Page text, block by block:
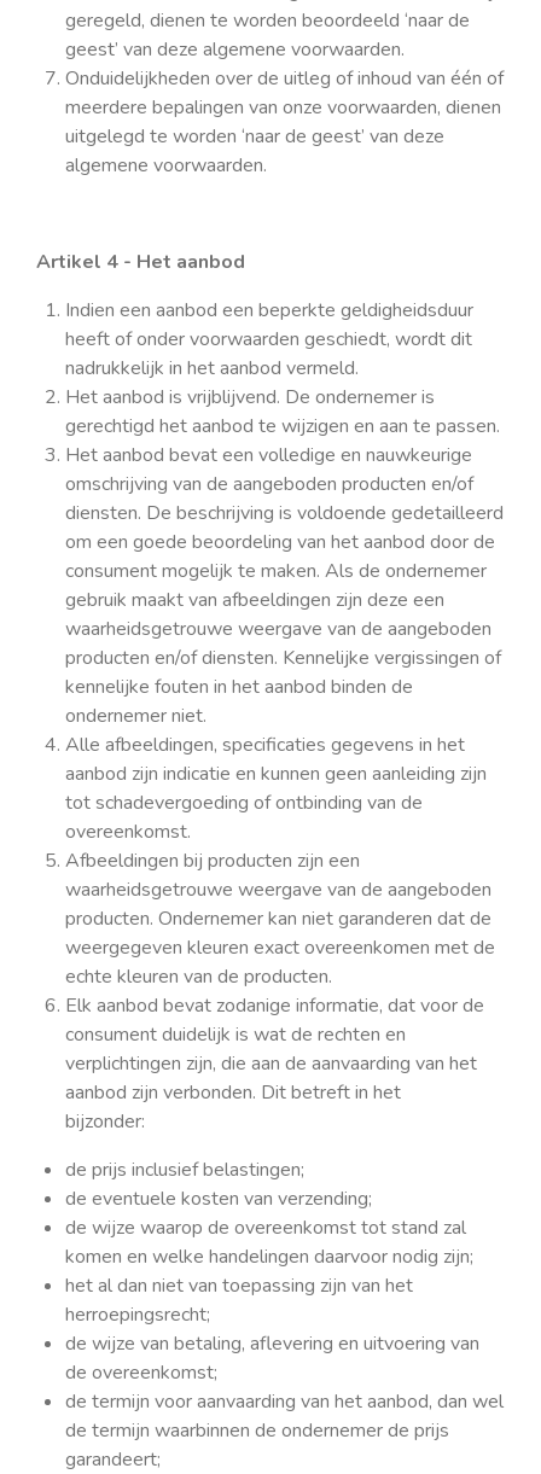
geregeld, dienen te worden beoordeeld ‘naar de
geest’ van deze algemene voorwaarden.
Onduidelijkheden over de uitleg of inhoud van één of
meerdere bepalingen van onze voorwaarden, dienen
uitgelegd te worden ‘naar de geest’ van deze
algemene voorwaarden.
Artikel 4 - Het aanbod
Indien een aanbod een beperkte geldigheidsduur
heeft of onder voorwaarden geschiedt, wordt dit
nadrukkelijk in het aanbod vermeld.
Het aanbod is vrijblijvend. De ondernemer is
gerechtigd het aanbod te wijzigen en aan te passen.
Het aanbod bevat een volledige en nauwkeurige
omschrijving van de aangeboden producten en/of
diensten. De beschrijving is voldoende gedetailleerd
om een goede beoordeling van het aanbod door de
consument mogelijk te maken. Als de ondernemer
gebruik maakt van afbeeldingen zijn deze een
waarheidsgetrouwe weergave van de aangeboden
producten en/of diensten. Kennelijke vergissingen of
kennelijke fouten in het aanbod binden de
ondernemer niet.
Alle afbeeldingen, specificaties gegevens in het
aanbod zijn indicatie en kunnen geen aanleiding zijn
tot schadevergoeding of ontbinding van de
overeenkomst.
Afbeeldingen bij producten zijn een
waarheidsgetrouwe weergave van de aangeboden
producten. Ondernemer kan niet garanderen dat de
weergegeven kleuren exact overeenkomen met de
echte kleuren van de producten.
Elk aanbod bevat zodanige informatie, dat voor de
consument duidelijk is wat de rechten en
verplichtingen zijn, die aan de aanvaarding van het
aanbod zijn verbonden. Dit betreft in het
bijzonder:
de prijs inclusief belastingen;
de eventuele kosten van verzending;
de wijze waarop de overeenkomst tot stand zal
komen en welke handelingen daarvoor nodig zijn;
het al dan niet van toepassing zijn van het
herroepingsrecht;
de wijze van betaling, aflevering en uitvoering van
de overeenkomst;
de termijn voor aanvaarding van het aanbod, dan wel
de termijn waarbinnen de ondernemer de prijs
garandeert;